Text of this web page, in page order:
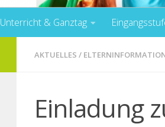
Unterricht & Ganztag
AKTUELLES /
Einladung